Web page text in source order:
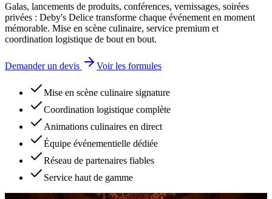
Galas, lancements de produits, conférences, vernissages, soirées
privées : Deby's Delice transforme chaque événement en moment
mémorable. Mise en scène culinaire, service premium et
coordination logistique de bout en bout.
Demander un devis Voir les formules
Mise en scène culinaire signature
Coordination logistique complète
Animations culinaires en direct
Équipe événementielle dédiée
Réseau de partenaires fiables
Service haut de gamme